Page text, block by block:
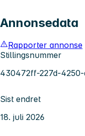
Annonsedata
Rapporter annonse
Stillingsnummer
430472ff-227d-4250-
Sist endret
18. juli 2026